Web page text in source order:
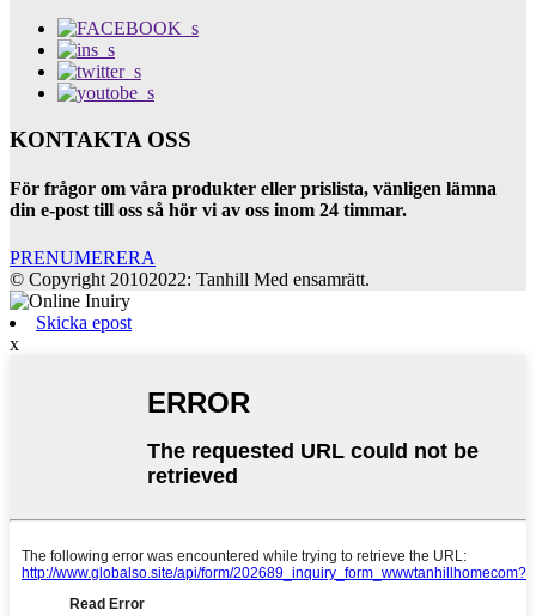
KONTAKTA OSS
För frågor om våra produkter eller prislista, vänligen lämna
din e-post till oss så hör vi av oss inom 24 timmar.
PRENUMERERA
© Copyright 20102022: Tanhill Med ensamrätt.
Skicka epost
x